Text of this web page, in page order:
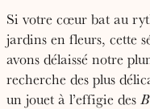
Si votre cœur bat au
jardins en fleurs, cette
avons délaissé notre
recherche des plus
un jouet à l’effigie des